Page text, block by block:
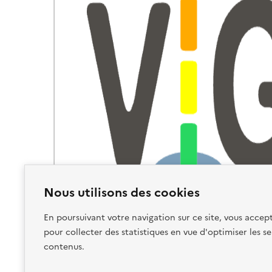
Nous utilisons des cookies
En poursuivant votre navigation sur ce site, vous
pour collecter des statistiques en vue d'optimiser les
contenus.